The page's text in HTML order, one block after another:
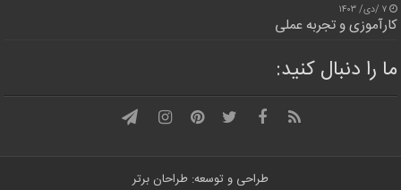
۷ /دی/ ۱۴۰۳
کارآموزی و تجربه عملی
ما را دنبال کنید:
طراحی و توسعه: طراحان برتر